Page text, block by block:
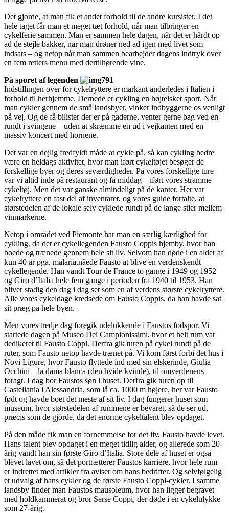
Det gjorde, at man fik et andet forhold til de andre kursister. I det
hele taget får man et meget tæt forhold, når man tilbringer en
cykelferie sammen. Man er sammen hele dagen, når det er hårdt op
ad de stejle bakker, når man drøner ned ad igen med livet som
indsats – og netop når man sammen bearbejder dagens indtryk over
en fem retters menu med dertilhørende vine.
På sporet af legenden
Indstillingen over for cykelryttere er markant anderledes i Italien i
forhold til herhjemme. Dernede er cykling en højtelsket sport. Når
man cykler gennem de små landsbyer, vinker indbyggerne os venligt
på vej. Og de få bilister der er på gaderne, venter gerne bag ved en
rundt i svingene – uden at skræmme en ud i vejkanten med en
massiv koncert med hornene.
Det var en dejlig fredfyldt måde at cykle på, så kan cykling bedre
være en heldags aktivitet, hvor man iført cykeltøjet besøger de
forskellige byer og deres seværdigheder. På vores forskellige ture
var vi altid inde på restaurant og få middag – iført vores stramme
cykeltøj. Men det var ganske almindeligt på de kanter. Her var
cykelryttere en fast del af inventaret, og vores guide fortalte, at
størstedelen af de lokale selv cyklede rundt på de lange stier mellem
vinmarkerne.
Netop i området ved Piemonte har man en særlig kærlighed for
cykling, da det er cykellegenden Fausto Coppis hjemby, hvor han
boede og trænede gennem hele sit liv. Selvom han døde i en alder af
kun 40 år pga. malaria,nåede Fausto at blive en verdenskendt
cykellegende. Han vandt Tour de France to gange i 1949 og 1952
og Giro d’Italia hele fem gange i perioden fra 1940 til 1953. Han
bliver stadig den dag i dag set som en af verdens største cykelryttere.
Alle vores cykeldage kredsede om Fausto Coppis, da han havde sat
sit præg på hele byen.
Men vores tredje dag foregik udelukkende i Faustos fodspor. Vi
startede dagen på Museo Dei Campionissimi, hvor et helt rum var
dedikeret til Fausto Coppi. Derfra gik turen på cykel rundt på de
ruter, som Fausto netop havde trænet på. Vi kom først forbi det hus i
Novi Ligure, hvor Fausto flyttede ind med sin elskerinde, Giulia
Occhini – la dama blanca (den hvide kvinde), til omverdenens
foragt. I dag bor Faustos søn i huset. Derfra gik turen op til
Castellania i Alessandria, som lå ca. 1000 m højere, her var Fausto
født og havde boet det meste af sit liv. I dag fungerer huset som
museum, hvor størstedelen af rummene er bevaret, så de ser ud,
præcis som de gjorde, da det enorme cykeltalent blev opdaget.
På den måde fik man en fornemmelse for det liv, Fausto havde levet.
Hans talent blev opdaget i en meget tidlig alder, og allerede som 20-
årig vandt han sin første Giro d’Italia. Store dele af huset er også
blevet lavet om, så det portrætterer Faustos karriere, hvor hele rum
er indrettet med artikler fra aviser om hans bedrifter. Og selvfølgelig
et udvalg af hans cykler og de første Fausto Coppi-cykler. I samme
landsby finder man Faustos mausoleum, hvor han ligger begravet
med holdkammerat og bror Serse Coppi, der døde i en cykelulykke
som 27-årig.